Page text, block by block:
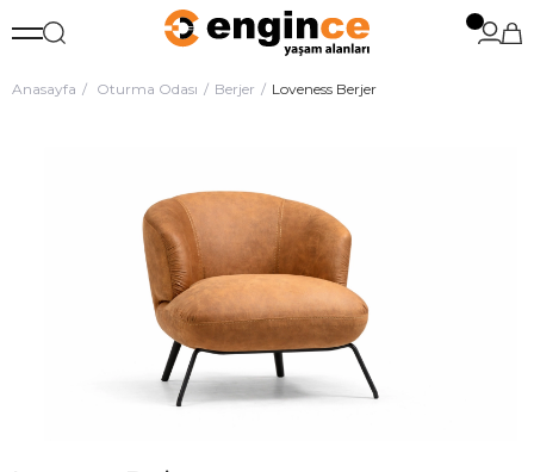
Anasayfa Oturma Odası Berjer Loveness Berjer